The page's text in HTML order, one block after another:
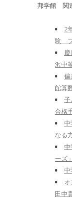
邦学館 関
2
験 フ
沢中
偏
館算
合格
中
なる
中
ーズ
中
田中